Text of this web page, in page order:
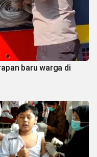
baru warga di